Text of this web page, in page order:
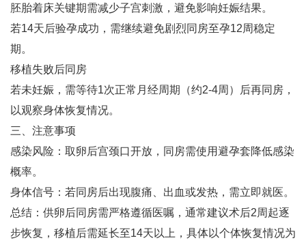
胚胎着床关键期需减少子宫刺激，避免影响妊娠结果‌。
若14天后验孕成功，需继续避免剧烈同房至孕12周稳定
期‌。
移植失败后同房‌
若未妊娠，需等待1次正常月经周期（约2-4周）后再同房，
以观察身体恢复情况‌。
三、注意事项
感染风险‌：取卵后宫颈口开放，同房需使用避孕套降低感染
概率‌。
身体信号‌：若同房后出现腹痛、出血或发热，需立即就医‌。
总结‌：供卵后同房需严格遵循医嘱，通常建议术后2周起逐
步恢复，移植后需延长至14天以上，具体以个体恢复情况为